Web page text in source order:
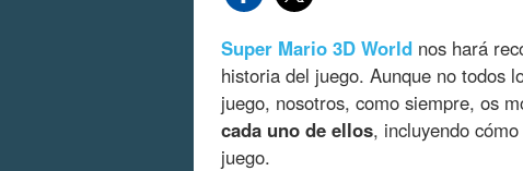
Super Mario 3D World nos hará
historia del juego. Aunque no todos
juego, nosotros, como siempre, os
cada uno de ellos, incluyendo
juego.